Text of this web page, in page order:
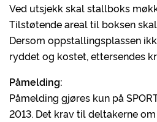
Ved utsjekk skal stallboks
Tilstøtende areal til boksen
Dersom oppstallingsplassen
ryddet og kostet, ettersendes
Påmelding:
Påmelding gjøres kun på
2013. Det krav til deltakerne